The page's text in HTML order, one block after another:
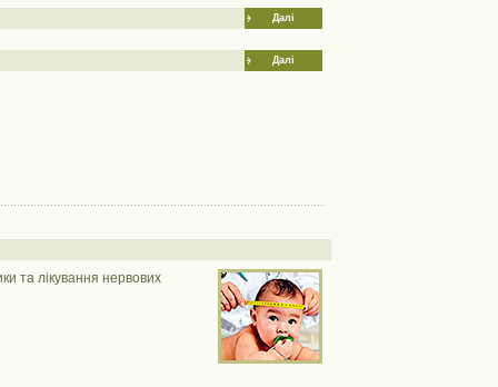
Далі
Далі
та лікування нервових